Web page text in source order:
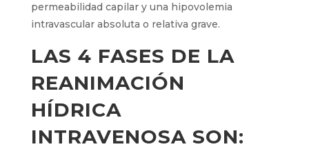
permeabilidad capilar y una hipovolemia
intravascular absoluta o relativa grave.
LAS 4 FASES DE LA
REANIMACIÓN
HÍDRICA
INTRAVENOSA SON: